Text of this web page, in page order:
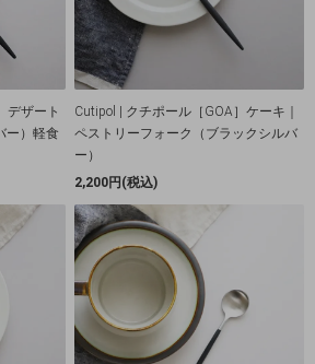
デザート
ー）軽食
Cutipol | クチポール［GOA］ケーキ｜
ペストリーフォーク（ブラックシルバ
ー）
2,200円(税込)